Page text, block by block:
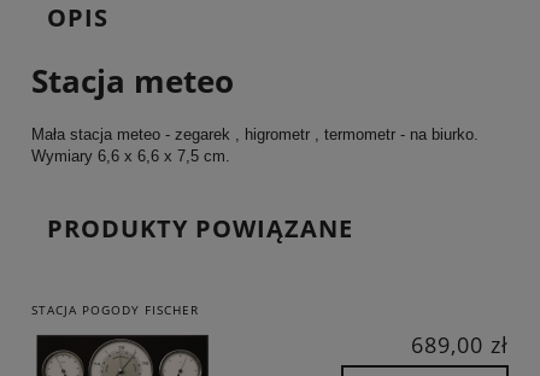
OPIS
Stacja meteo
Mała stacja meteo - zegarek , higrometr , termometr - na biurko.
Wymiary 6,6 x 6,6 x 7,5 cm.
PRODUKTY POWIĄZANE
STACJA POGODY FISCHER
689,00 zł